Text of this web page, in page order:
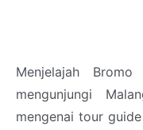
Menjelajah
mengunjungi
mengenai tour